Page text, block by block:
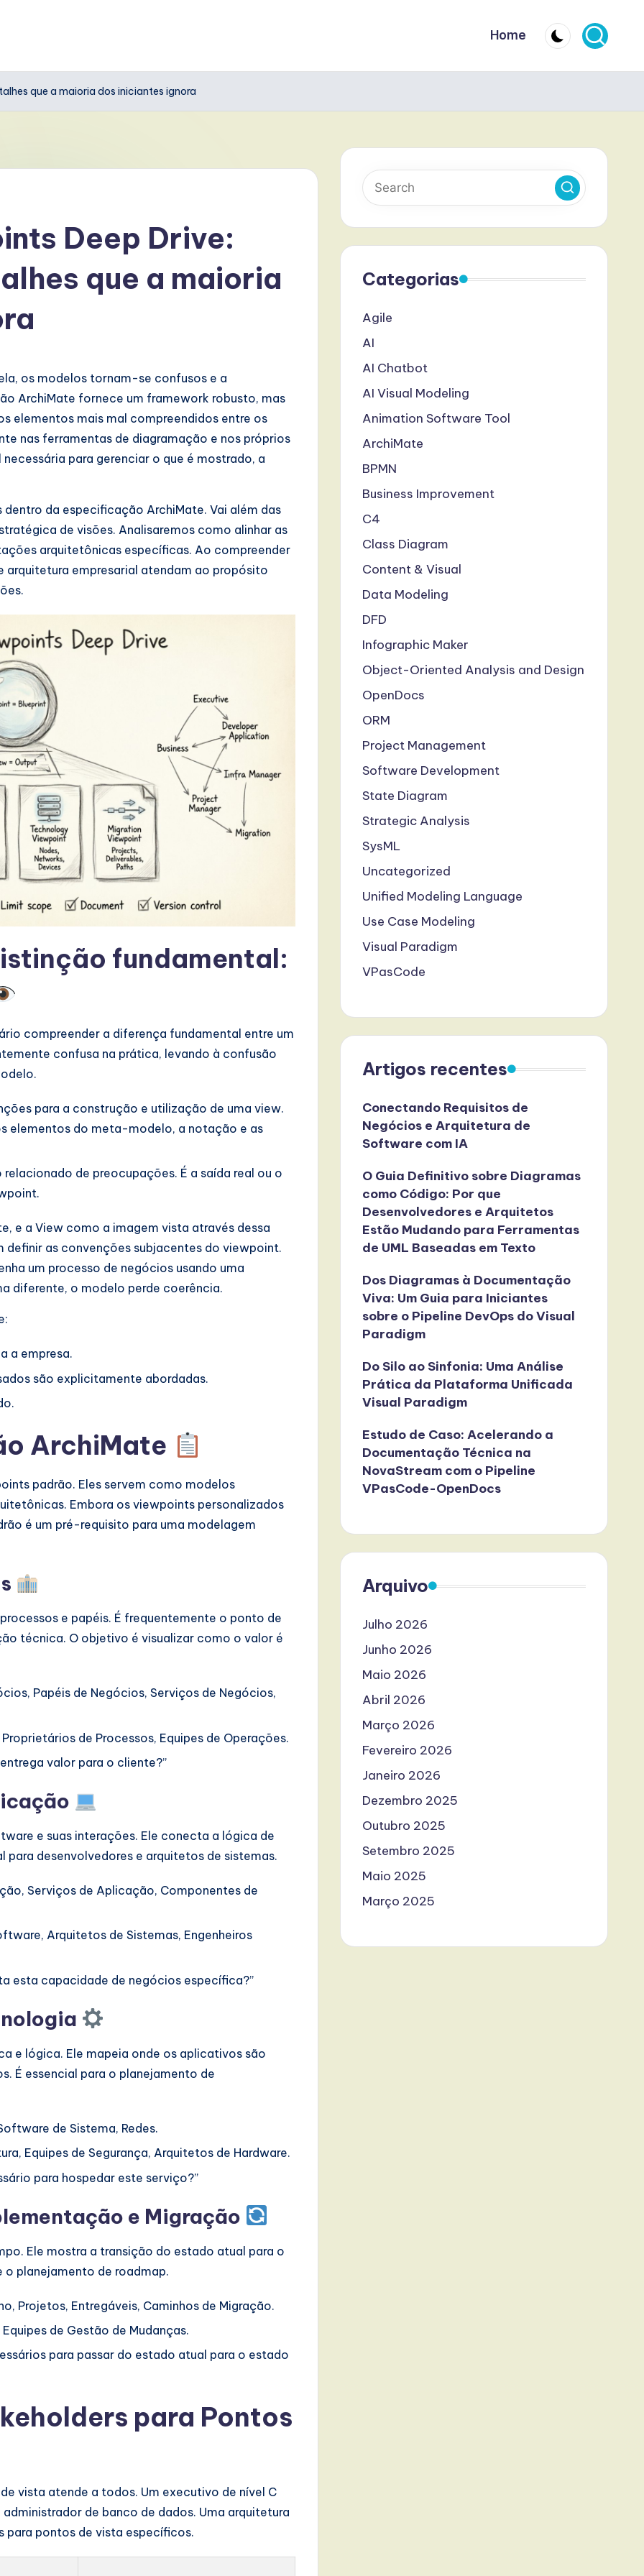
Home
que a maioria dos iniciantes ignora
Deep Drive:
que a maioria
os modelos tornam-se confusos e a
ArchiMate fornece um framework robusto, mas
elementos mais mal compreendidos entre os
nas ferramentas de diagramação e nos próprios
para gerenciar o que é mostrado, a
da especificação ArchiMate. Vai além das
de visões. Analisaremos como alinhar as
arquitetônicas específicas. Ao compreender
arquitetura empresarial atendam ao propósito
fundamental:
compreender a diferença fundamental entre um
confusa na prática, levando à confusão
para a construção e utilização de uma view.
elementos do meta-modelo, a notação e as
de preocupações. É a saída real ou o
e a View como a imagem vista através dessa
definir as convenções subjacentes do viewpoint.
um processo de negócios usando uma
diferente, o modelo perde coerência.
a empresa.
são explicitamente abordadas.
ArchiMate
padrão. Eles servem como modelos
Embora os viewpoints personalizados
é um pré-requisito para uma modelagem
e papéis. É frequentemente o ponto de
técnica. O objetivo é visualizar como o valor é
Papéis de Negócios, Serviços de Negócios,
de Processos, Equipes de Operações.
valor para o cliente?”
e suas interações. Ele conecta a lógica de
desenvolvedores e arquitetos de sistemas.
Serviços de Aplicação, Componentes de
Arquitetos de Sistemas, Engenheiros
esta capacidade de negócios específica?”
e lógica. Ele mapeia onde os aplicativos são
É essencial para o planejamento de
de Sistema, Redes.
Equipes de Segurança, Arquitetos de Hardware.
para hospedar este serviço?”
e Migração
Ele mostra a transição do estado atual para o
planejamento de roadmap.
Projetos, Entregáveis, Caminhos de Migração.
de Gestão de Mudanças.
para passar do estado atual para o estado
para Pontos
vista atende a todos. Um executivo de nível C
de banco de dados. Uma arquitetura
para pontos de vista específicos.
Categorias
Agile
AI
AI Chatbot
AI Visual Modeling
Animation Software Tool
ArchiMate
BPMN
Business Improvement
C4
Class Diagram
Content & Visual
Data Modeling
DFD
Infographic Maker
Object-Oriented Analysis and Design
OpenDocs
ORM
Project Management
Software Development
State Diagram
Strategic Analysis
SysML
Uncategorized
Unified Modeling Language
Use Case Modeling
Visual Paradigm
VPasCode
Artigos recentes
Conectando Requisitos de
Negócios e Arquitetura de
Software com IA
O Guia Definitivo sobre Diagramas
como Código: Por que
Desenvolvedores e Arquitetos
Estão Mudando para Ferramentas
de UML Baseadas em Texto
Dos Diagramas à Documentação
Viva: Um Guia para Iniciantes
sobre o Pipeline DevOps do Visual
Paradigm
Do Silo ao Sinfonia: Uma Análise
Prática da Plataforma Unificada
Visual Paradigm
Estudo de Caso: Acelerando a
Documentação Técnica na
NovaStream com o Pipeline
VPasCode-OpenDocs
Arquivo
Julho 2026
Junho 2026
Maio 2026
Abril 2026
Março 2026
Fevereiro 2026
Janeiro 2026
Dezembro 2025
Outubro 2025
Setembro 2025
Maio 2025
Março 2025